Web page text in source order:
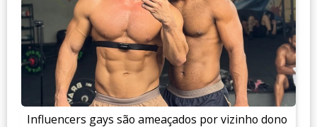
Influencers gays são ameaçados por vizinho dono